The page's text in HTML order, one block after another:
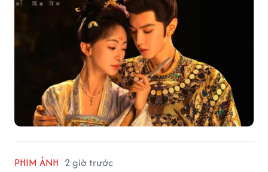
PHIM ẢNH 2 giờ trước